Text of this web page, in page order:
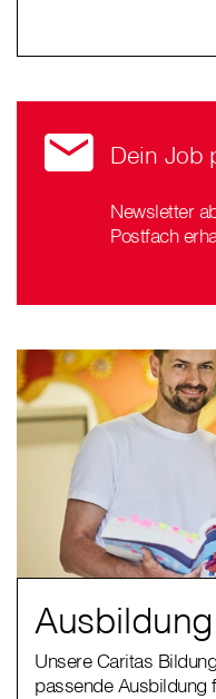
Dein Job
Newsletter
Postfach
Unsere Caritas
passende Ausbildung